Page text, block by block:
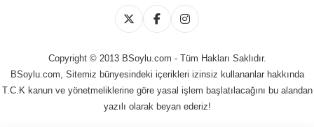
Copyright © 2013 BSoylu.com - Tüm Hakları Saklıdır.
BSoylu.com, Sitemiz bünyesindeki içerikleri izinsiz kullananlar hakkında
T.C.K kanun ve yönetmeliklerine göre yasal işlem başlatılacağını bu alandan
yazılı olarak beyan ederiz!